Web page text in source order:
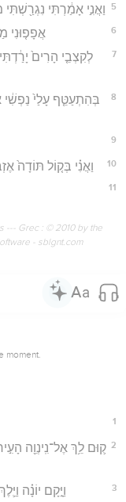
5 וַאֲנִ֣י אָמַ֔רְתִּי נִגְרַ֖שְׁתִּי
6 אֲפָפ֤וּנִי
7
לְקִצְבֵ֤י הָרִים֙
8
בְּהִתְעַטֵּ֤ף עָלַי֙ נַפְשִׁ֔י
9
10 וַאֲנִ֗י בְּק֤וֹל תּוֹדָה֙
11
--- Grec : © 2010 by the
- sblgnt.com
moment.
1
2 ק֛וּם לֵ֥ךְ אֶל־נִֽינְוֵ֖ה
3
וַיָּ֣קָם יוֹנָ֗ה